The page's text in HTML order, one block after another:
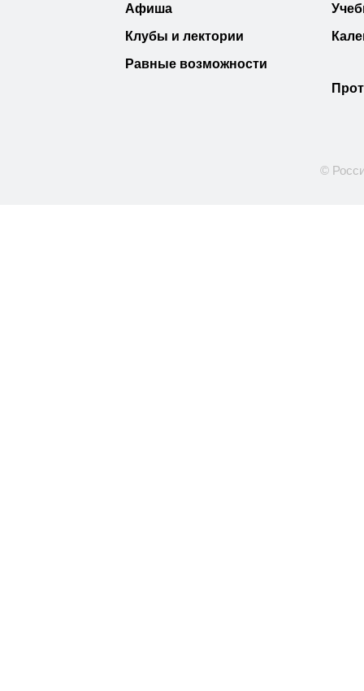
Афиша
Клубы и лектории
Равные возможности
©